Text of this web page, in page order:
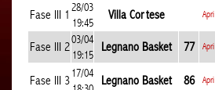
Fase III 1
28/03
19:45
Villa Cortese Apri
Fase III 2
03/04
19:15
Legnano Basket 77 Apri
Fase III 3
17/04
Legnano Basket 86 Apri